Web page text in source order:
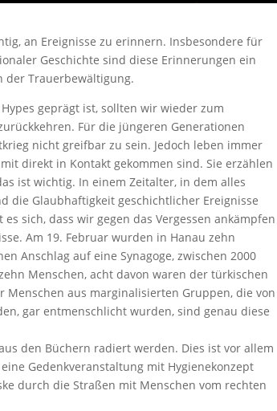
an Ereignisse zu erinnern. Insbesondere für
Geschichte sind diese Erinnerungen ein
der Trauerbewältigung.
geprägt ist, sollten wir wieder zum
Für die jüngeren Generationen
nicht greifbar zu sein. Jedoch leben immer
direkt in Kontakt gekommen sind. Sie erzählen
ist wichtig. In einem Zeitalter, in dem alles
die Glaubhaftigkeit geschichtlicher Ereignisse
sich, dass wir gegen das Vergessen ankämpfen
Am 19. Februar wurden in Hanau zehn
Anschlag auf eine Synagoge, zwischen 2000
Menschen, acht davon waren der türkischen
Menschen aus marginalisierten Gruppen, die von
gar entmenschlicht wurden, sind genau diese
den Büchern radiert werden. Dies ist vor allem
Gedenkveranstaltung mit Hygienekonzept
durch die Straßen mit Menschen vom rechten